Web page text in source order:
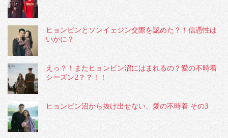
ヒョンビンとソンイェジン交際を認めた？！信憑性は
いかに？
えっ？！またヒョンビン沼にはまれるの？愛の不時着
シーズン2？？！！
ヒョンビン沼から抜け出せない、愛の不時着 その3